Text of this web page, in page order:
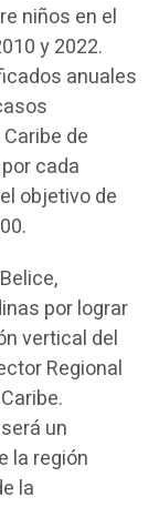
niños en el
y 2022.
anuales
de
cada
objetivo de
por lograr
vertical del
Regional
un
la región
la